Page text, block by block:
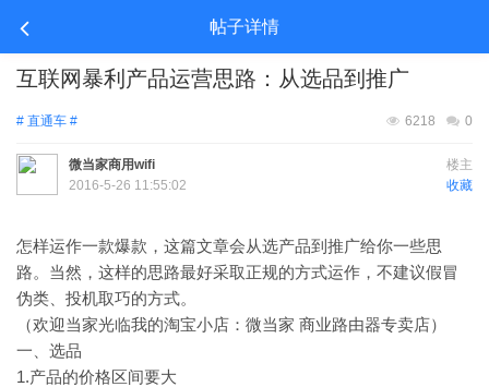
帖子详情
互联网暴利产品运营思路：从选品到推广
# 直通车 # 0
6218
楼主
微当家商用wifi
收藏
2016-5-26 11:55:02
怎样运作一款爆款，这篇文章会从选产品到推广给你一些思
路。当然，这样的思路最好采取正规的方式运作，不建议假冒
伪类、投机取巧的方式。
（欢迎当家光临我的淘宝小店：微当家 商业路由器专卖店）
一、选品
1.产品的价格区间要大